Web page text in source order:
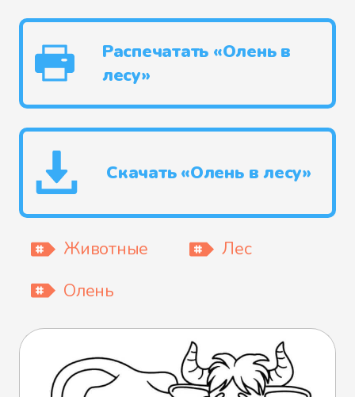
Распечатать «Олень в
лесу»
Скачать «Олень в лесу»
Животные
Лес
Олень